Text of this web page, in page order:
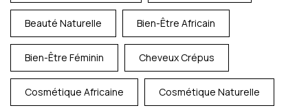
Beauté Naturelle Bien-Être Africain
Bien-Être Féminin Cheveux Crépus
Cosmétique Africaine Cosmétique Naturelle